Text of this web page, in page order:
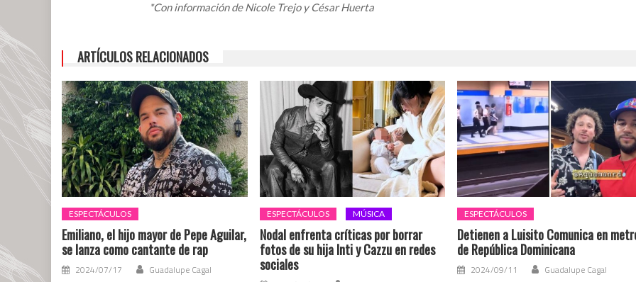
*Con información de Nicole Trejo y César Huerta
ARTÍCULOS RELACIONADOS
ESPECTÁCULOS
Emiliano, el hijo mayor de Pepe Aguilar,
se lanza como cantante de rap
2024/07/17 Guadalupe Cagal
ESPECTÁCULOS MÚSICA
Nodal enfrenta críticas por borrar
fotos de su hija Inti y Cazzu en redes
sociales
ESPECTÁCULOS
Detienen a Luisito Comunica en
de República Dominicana
2024/09/11 Guadalupe Cagal